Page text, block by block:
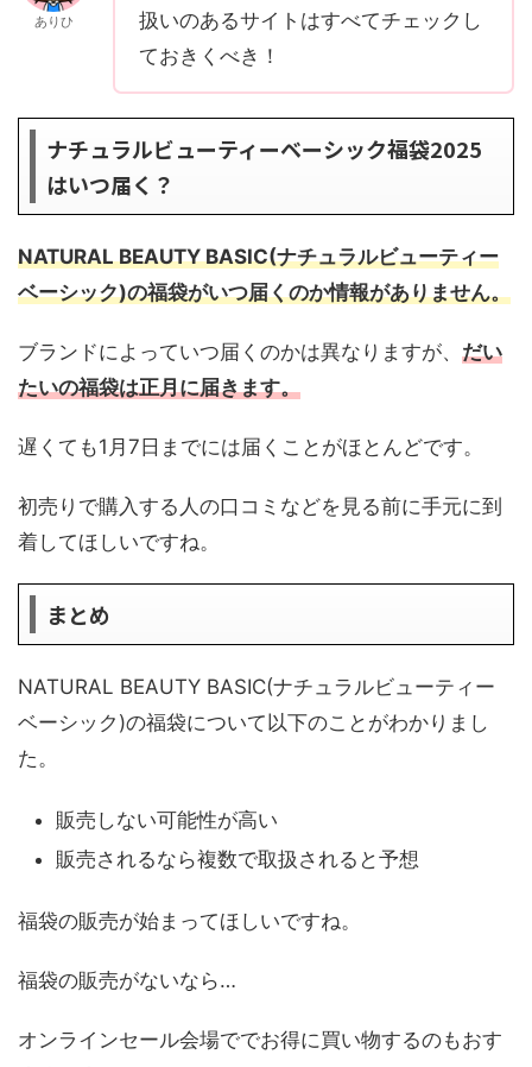
ありひ
扱いのあるサイトはすべてチェックし
ておきくべき！
ナチュラルビューティーベーシック福袋2025
はいつ届く？
NATURAL BEAUTY BASIC(ナチュラルビューティー
ベーシック)の福袋がいつ届くのか情報がありません。
ブランドによっていつ届くのかは異なりますが、 だい
たいの福袋は正月に届きます。
遅くても1月7日までには届くことがほとんどです。
初売りで購入する人の口コミなどを見る前に手元に到
着してほしいですね。
まとめ
NATURAL BEAUTY BASIC(ナチュラルビューティー
ベーシック)の福袋について以下のことがわかりまし
た。
販売しない可能性が高い
販売されるなら複数で取扱されると予想
福袋の販売が始まってほしいですね。
福袋の販売がないなら…
オンラインセール会場ででお得に買い物するのもおす